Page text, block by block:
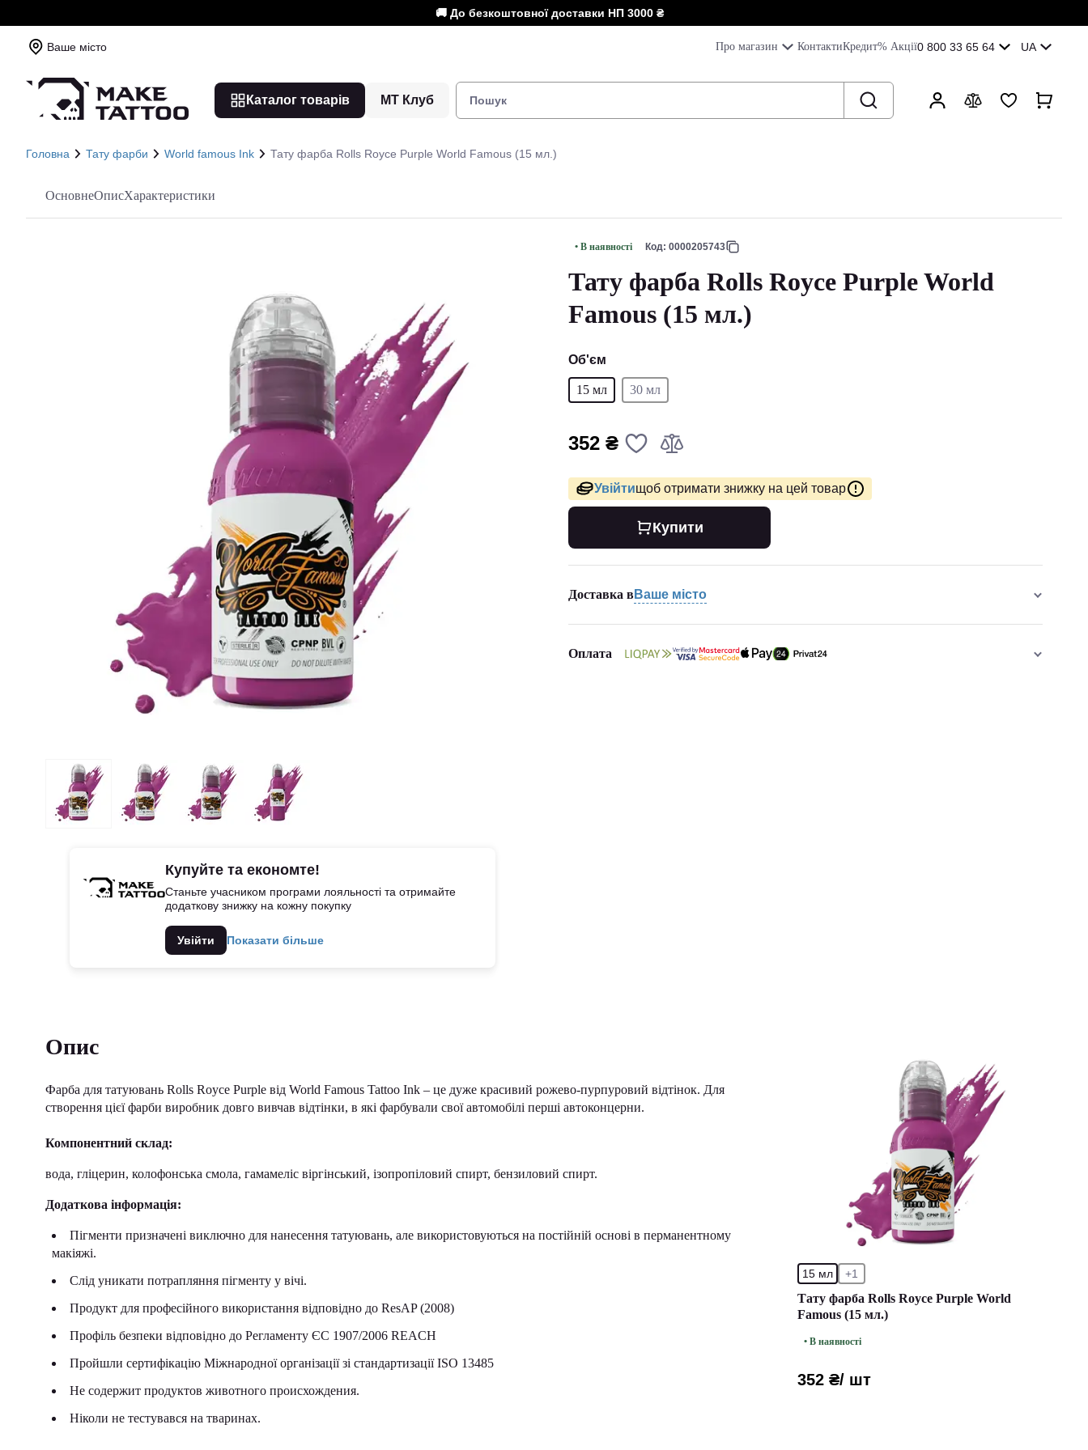
🚚 До безкоштовної доставки НП 3000 ₴
Ваше місто Про магазин КонтактиКредит% Акції0 800 33 65 64 UA
Каталог товарів МТ Клуб
Головна Тату фарби World famous Ink Тату фарба Rolls Royce Purple World Famous (15 мл.)
ОсновнеОписХарактеристики
Купуйте та економте!
Станьте учасником програми лояльності та отримайте
додаткову знижку на кожну покупку
Увійти Показати більше
• В наявності Код: 0000205743
Тату фарба Rolls Royce Purple World
Famous (15 мл.)
Об'єм
15 мл 30 мл
352 ₴
Увійтищоб отримати знижку на цей товар
Купити
Доставка в Ваше місто
Оплата
Опис
Фарба для татуювань Rolls Royce Purple від World Famous Tattoo Ink – це дуже красивий рожево-пурпуровий відтінок. Для
створення цієї фарби виробник довго вивчав відтінки, в які фарбували свої автомобілі перші автоконцерни.
Компонентний склад:
вода, гліцерин, колофонська смола, гамамеліс віргінський, ізопропіловий спирт, бензиловий спирт.
Додаткова інформація:
Пігменти призначені виключно для нанесення татуювань, але використовуються на постійній основі в перманентному
макіяжі.
Слід уникати потрапляння пігменту у вічі.
Продукт для професійного використання відповідно до ResAP (2008)
Профіль безпеки відповідно до Регламенту ЄС 1907/2006 REACH
Пройшли сертифікацію Міжнародної організації зі стандартизації ISO 13485
Не содержит продуктов животного происхождения.
Ніколи не тестувався на тваринах.
15 мл +1
Тату фарба Rolls Royce Purple World
Famous (15 мл.)
• В наявності
352 ₴/ шт